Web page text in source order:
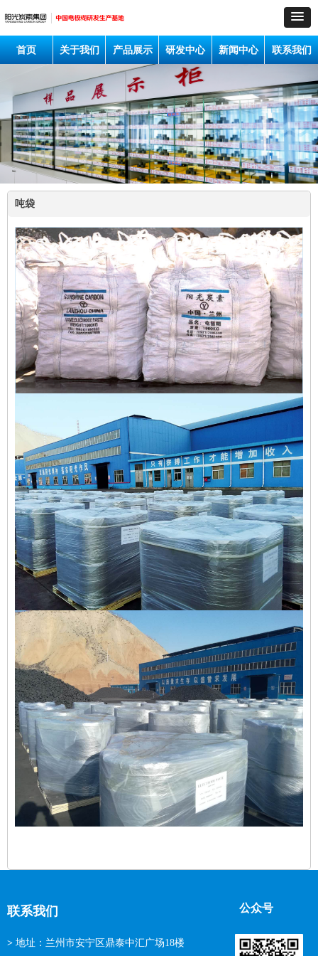
首页 关于我们 产品展示 研发中心 新闻中心 联系我们
吨袋
> 地址：兰州市安宁区鼎泰中汇广场18楼
联系我们 公众号